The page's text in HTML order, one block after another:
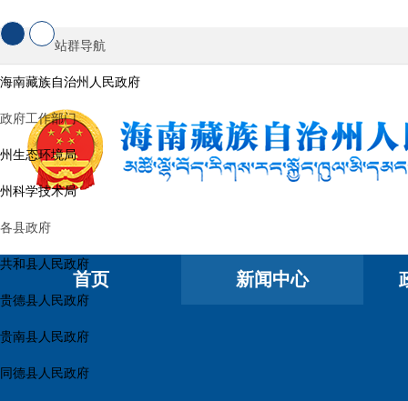
站群导航
海南藏族自治州人民政府
政府工作部门
州生态环境局
州科学技术局
各县政府
共和县人民政府
贵德县人民政府
贵南县人民政府
同德县人民政府
首页 新闻中心